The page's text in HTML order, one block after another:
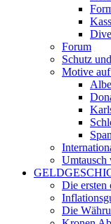
Forum
Schutz
Motive
Umtausch
Die ersten
Die